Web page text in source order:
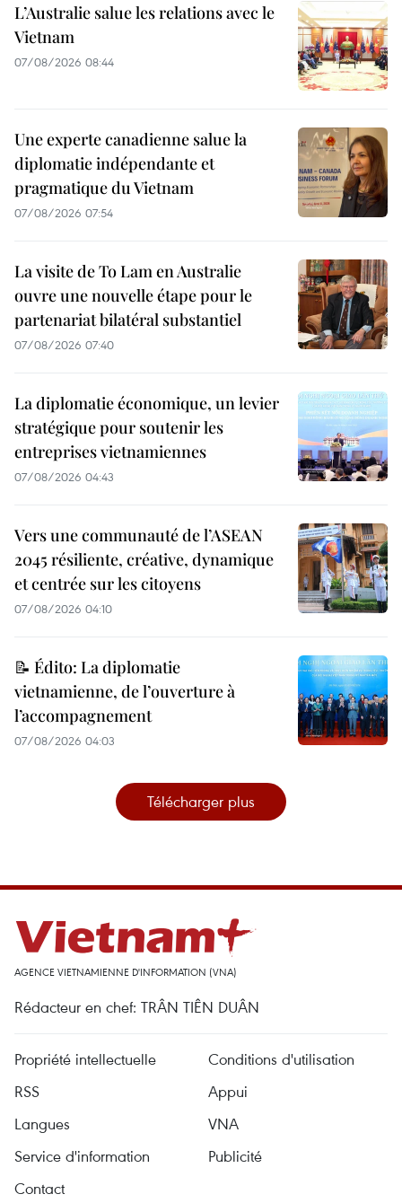
L’Australie salue les relations avec le
Vietnam
07/08/2026 08:44
Une experte canadienne salue la
diplomatie indépendante et
pragmatique du Vietnam
07/08/2026 07:54
La visite de To Lam en Australie
ouvre une nouvelle étape pour le
partenariat bilatéral substantiel
07/08/2026 07:40
La diplomatie économique, un levier
stratégique pour soutenir les
entreprises vietnamiennes
07/08/2026 04:43
Vers une communauté de l’ASEAN
2045 résiliente, créative, dynamique
et centrée sur les citoyens
07/08/2026 04:10
📝 Édito: La diplomatie
vietnamienne, de l’ouverture à
l’accompagnement
07/08/2026 04:03
Télécharger plus
AGENCE VIETNAMIENNE D'INFORMATION (VNA)
Rédacteur en chef: TRÂN TIÊN DUÂN
Propriété intellectuelle
Conditions d'utilisation
RSS
Appui
Langues
VNA
Service d'information
Publicité
Contact